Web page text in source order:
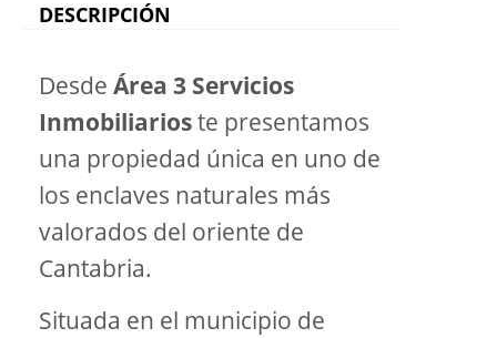
DESCRIPCIÓN
Desde Área 3 Servicios
Inmobiliarioste presentamos
una propiedad única en uno de
los enclaves naturales más
valorados del oriente de
Cantabria.
Situada en el municipio de